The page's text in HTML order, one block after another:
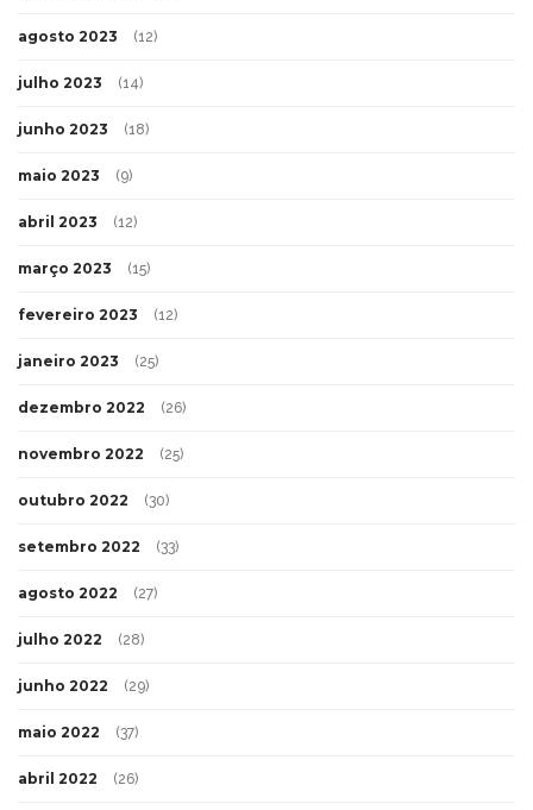
agosto 2023 (12)
julho 2023 (14)
junho 2023 (18)
maio 2023 (9)
abril 2023 (12)
março 2023 (15)
fevereiro 2023 (12)
janeiro 2023 (25)
dezembro 2022 (26)
novembro 2022 (25)
outubro 2022 (30)
setembro 2022 (33)
agosto 2022 (27)
julho 2022 (28)
junho 2022 (29)
maio 2022 (37)
abril 2022 (26)